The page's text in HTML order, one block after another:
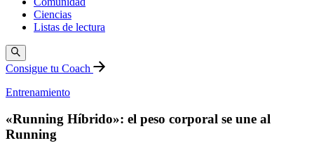
Ciencias
Listas de lectura
Consigue tu Coach
Entrenamiento
«Running Híbrido»: el peso corporal se une al
Running